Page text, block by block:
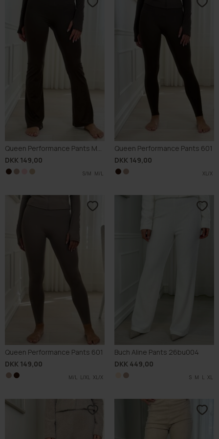
Queen Performance Pants M002
DKK 149,00
S/M M/L
M/L L/XL
S/M L/XL
M/L L/XL
Queen Performance Pants 601
DKK 149,00
XL/X
XL/X
Queen Performance Pants 601
DKK 149,00
M/L L/XL XL/X
XL/X
Buch Aline Pants 26bu004
DKK 449,00
S M L XL
S M L XL